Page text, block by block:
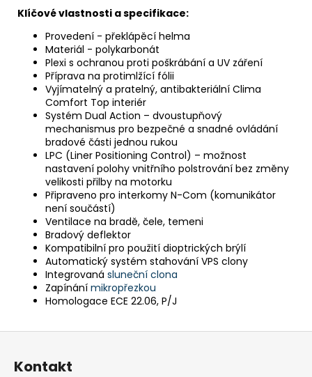
Klíčové vlastnosti a specifikace:
Provedení - překlápěcí helma
Materiál - polykarbonát
Plexi s ochranou proti poškrábání a UV záření
Příprava na protimlžící fólii
Vyjímatelný a pratelný, antibakteriální Clima
Comfort Top interiér
Systém Dual Action – dvoustupňový
mechanismus pro bezpečné a snadné ovládání
bradové části jednou rukou
LPC (Liner Positioning Control) – možnost
nastavení polohy vnitřního polstrování bez změny
velikosti přilby na motorku
Připraveno pro interkomy N-Com (komunikátor
není součástí)
Ventilace na bradě, čele, temeni
Bradový deflektor
Kompatibilní pro použití dioptrických brýlí
Automatický systém stahování VPS clony
Integrovaná sluneční clona
Zapínání mikropřezkou
Homologace ECE 22.06, P/J
Z
Kontakt